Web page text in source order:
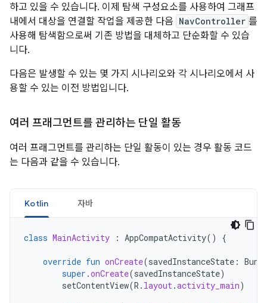
하고 있을 수 있습니다. 이제 탐색 구성요소를 사용하여 그래프
내에서 대상을 연결할 작업을 제공한 다음 NavController 를
사용해 탐색함으로써 기존 방법을 대체하고 단순화할 수 있습
니다.
다음은 발생할 수 있는 몇 가지 시나리오와 각 시나리오에서 사
용할 수 있는 이전 방법입니다.
여러 프래그먼트를 관리하는 단일 활동
여러 프래그먼트를 관리하는 단일 활동이 있는 경우 활동 코드
는 다음과 같을 수 있습니다.
Kotlin 자바
class MainActivity : AppCompatActivity() {
override fun onCreate(savedInstanceState :
super .onCreate(savedInstanceState)
setContentView(R . layout.activity_main)